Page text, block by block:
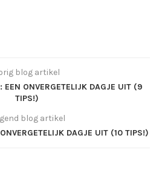
blog artikel
EEN ONVERGETELIJK DAGJE UIT (9
TIPS!)
blog artikel
DAGJE UIT (10 TIPS!)